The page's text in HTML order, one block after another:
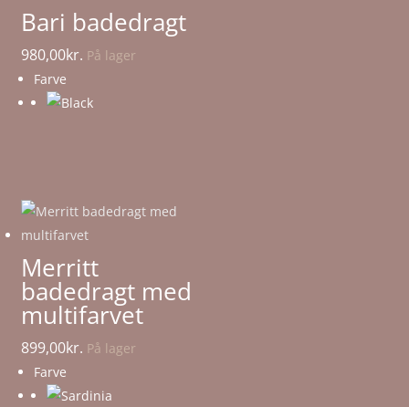
Bari badedragt
980,00kr. På lager
Farve
Merritt
badedragt med
multifarvet
899,00kr. På lager
Farve